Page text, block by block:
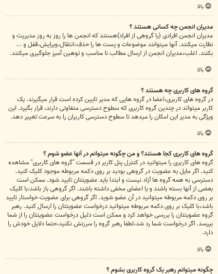
بالا
مدیران انجمن چه کسانی هستند ؟
مدیران انجمن افرادی (یا گروهی از افراد)هستند که انجمن ها را روز به روز مدیریت و
نظارت میکنند. آنها میتوانند موضوعات و پست ها را حذف،انتقال،ویرایش،قفل و ...
بکنند. اغلب،مدیران انجمن از ارسال مطالب نا مناسب و توهین آمیز جلوگیری میکنند.
بالا
گروه های کاربری چه هستند ؟
در گروه های کاربری،اعضا در گروه هایی که مدیر تایین کرده است قرار میگیرند. یک
کاربر میتواند در چندین گروه کاربری که سطوح دسترسی متفاوتی دارند، قرار بگیرد. این
ویژگی به مدیر این امکان را میدهد تا سطوح دسترسی کاربران را به سرعت تغییر دهد.
بالا
گروه های کاربری کجا هستند؟ و من چگونه میتوانم در آنها عضو شوم ؟
گروه های کاربری را میتوانید در کنترل پنل کاربر در قسمت "گروه های کاربری" مشاهده
کنید. اگر مایل به عضویت در گروهی بودید بر روی دکمه مربوطه موجود کلیک کنید.
دسترسی به همه گروه ها آزاد نیست و ابتدا باید عضویتتان تایید شود. ممکن است
بعضی از آنها بسته باشند و یا اعضای مخفی داشته باشند. اگر گروهی باز باشد،با کلیک
بر روی دکمه مربوطه میتوانید در آن عضو شوید. اگر گروهی برای عضویت خواستار تایید
باشد،با کلیک بر روی دکمه مربوطه میتوانید درخواست عضویتتان را ارسال کنید. رهبر
گروه عضویتتان را بررسی خواهد کرد و ممکن است دلیل درخواست عضویتتان را از شما
بپرسد. اگر درخواست شما رد شد،لطفا رهبر گروه را سرزنش نکنید،حتما دلایل خودش را
دارد.
بالا
چگونه میتوانم رهبر یک گروه کاربری بشوم ؟